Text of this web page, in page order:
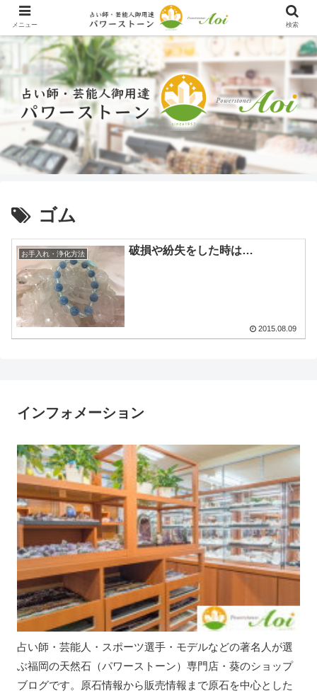
ゴム
お手入れ・浄化方法 破損や紛失をした時は…
2015.08.09
インフォメーション
占い師・芸能人・スポーツ選手・モデルなどの著名人が選
ぶ福岡の天然石（パワーストーン）専門店・葵のショップ
ブログです。原石情報から販売情報まで原石を中心とした
メニュー 検索